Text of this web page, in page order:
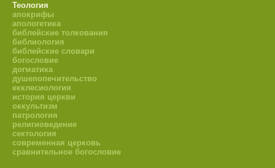
Теология
апокрифы
апологетика
библейские толкования
библиология
библейские словари
богословие
догматика
душепопечительство
екклесиология
история церкви
оккультизм
патрология
религиоведение
сектология
современная церковь
сравнительное богословие